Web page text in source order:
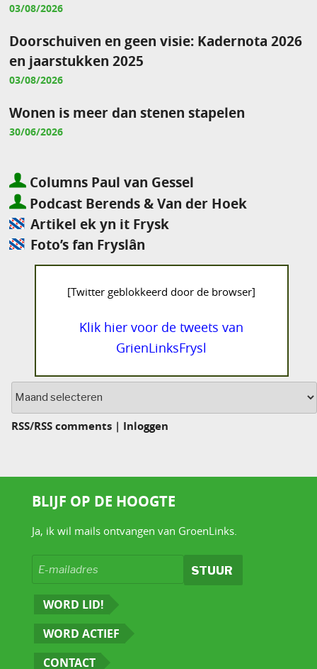
03/08/2026
Doorschuiven en geen visie: Kadernota 2026
en jaarstukken 2025
03/08/2026
Wonen is meer dan stenen stapelen
30/06/2026
Columns Paul van Gessel
Podcast Berends & Van der Hoek
Artikel ek yn it Frysk
Foto’s fan Fryslân
[Twitter geblokkeerd door de browser]
Klik hier voor de tweets van
GrienLinksFrysl
RSS/RSS comments | Inloggen
BLIJF OP DE HOOGTE
Ja, ik wil mails ontvangen van GroenLinks.
WORD LID!
WORD ACTIEF
CONTACT